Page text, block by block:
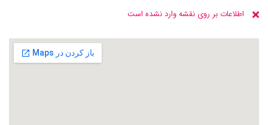
اطلاعات بر روی نقشه وارد نشده است